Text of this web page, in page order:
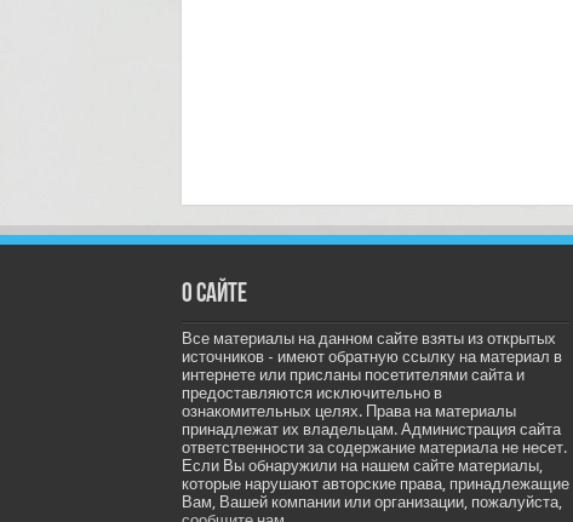
О сайте
Все материалы на данном сайте взяты из открытых
источников - имеют обратную ссылку на материал в
интернете или присланы посетителями сайта и
предоставляются исключительно в
ознакомительных целях. Права на материалы
принадлежат их владельцам. Администрация сайта
ответственности за содержание материала не несет.
Если Вы обнаружили на нашем сайте материалы,
которые нарушают авторские права, принадлежащие
Вам, Вашей компании или организации, пожалуйста,